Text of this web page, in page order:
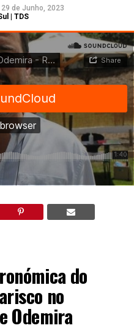
29 de Junho, 2023
| TDS
Odemira - Ricardo Cardoso
do
no
Odemira